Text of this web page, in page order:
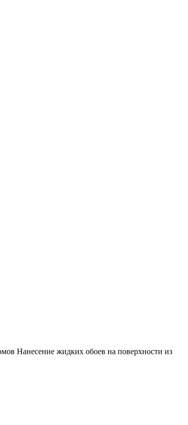
Нанесение жидких обоев на поверхности из